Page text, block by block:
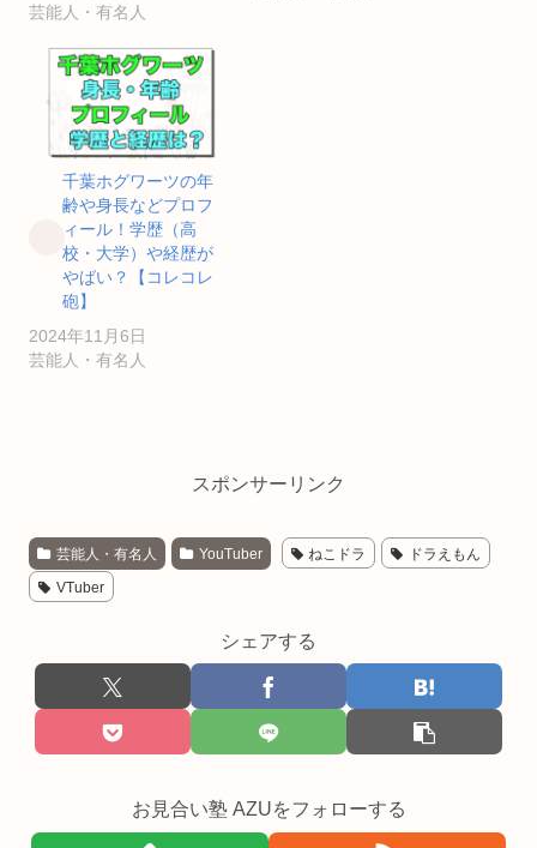
芸能人・有名人
千葉ホグワーツの年
齢や身長などプロフ
ィール！学歴（高
校・大学）や経歴が
やばい？【コレコレ
砲】
2024年11月6日
芸能人・有名人
スポンサーリンク
芸能人・有名人 YouTuber ねこドラ ドラえもん
VTuber
シェアする
お見合い塾 AZUをフォローする